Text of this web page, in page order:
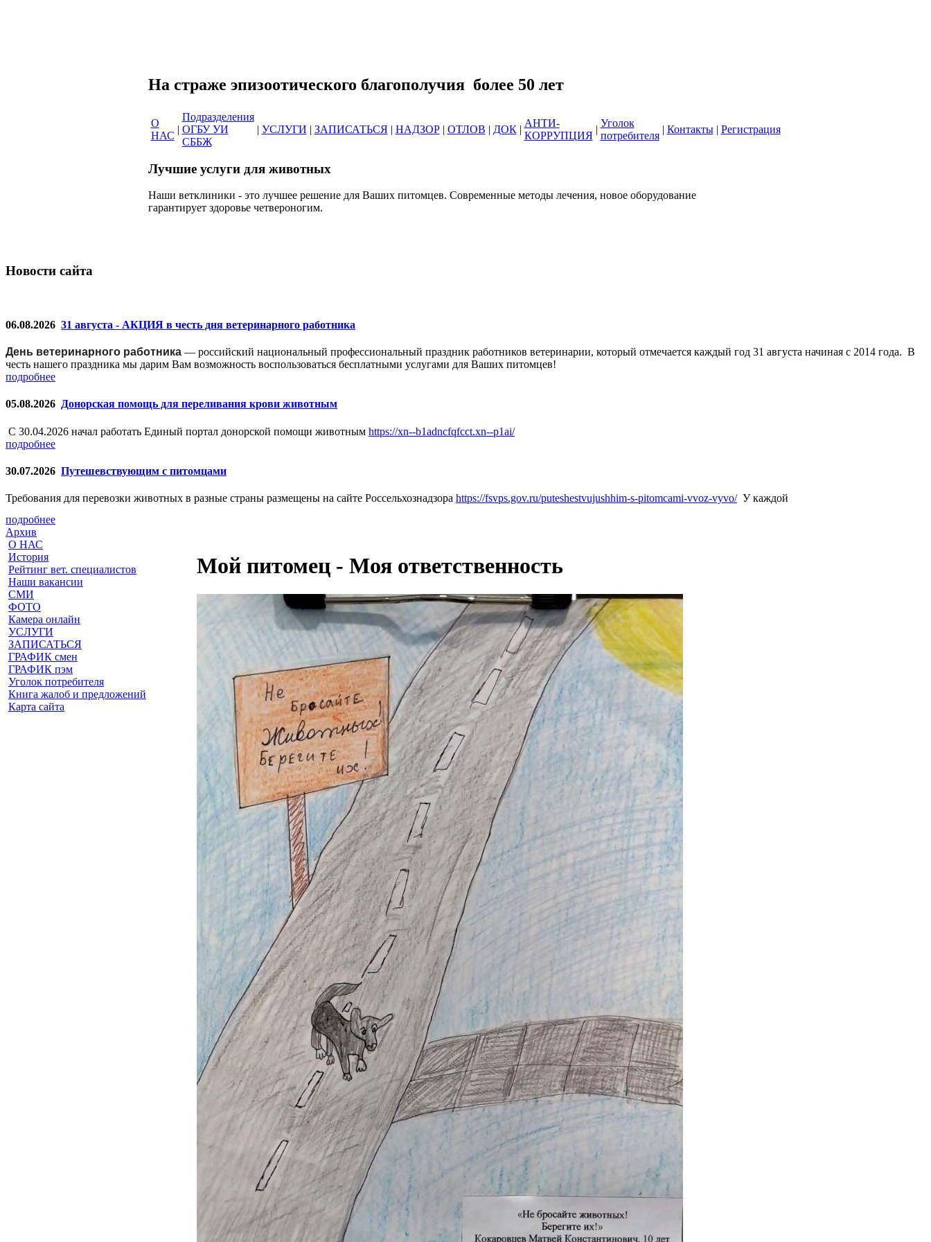
На страже эпизоотического благополучия более 50 лет
О
НАС
|
Подразделения
ОГБУ УИ
СББЖ
| УСЛУГИ | ЗАПИСАТЬСЯ | НАДЗОР | ОТЛОВ | ДОК |
АНТИ-
КОРРУПЦИЯ
|
Уголок
потребителя
| Контакты | Регистрация
Лучшие услуги для животных
Наши ветклиники - это лучшее решение для Ваших питомцев. Современные методы лечения, новое оборудование
гарантирует здоровье четвероногим.
Новости сайта
06.08.2026 31 августа - АКЦИЯ в честь дня ветеринарного работника
День ветеринарного работника — российский национальный профессиональный праздник работников ветеринарии, который отмечается каждый год 31 августа начиная с 2014 года. В
честь нашего праздника мы дарим Вам возможность воспользоваться бесплатными услугами для Ваших питомцев!
подробнее
05.08.2026 Донорская помощь для переливания крови животным
С 30.04.2026 начал работать Единый портал донорской помощи животным https://xn--b1adncfqfcct.xn--p1ai/
подробнее
30.07.2026 Путешевствующим с питомцами
Требования для перевозки животных в разные страны размещены на сайте Россельхознадзора https://fsvps.gov.ru/puteshestvujushhim-s-pitomcami-vvoz-vyvo/У каждой
подробнее
Архив
О НАС
История
Рейтинг вет. специалистов
Наши вакансии
СМИ
ФОТО
Камера онлайн
УСЛУГИ
ЗАПИСАТЬСЯ
ГРАФИК смен
ГРАФИК пэм
Уголок потребителя
Книга жалоб и предложений
Карта сайта
Мой питомец - Моя ответственность